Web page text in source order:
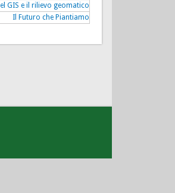
GIS e il rilievo geomatico
Il Futuro che Piantiamo